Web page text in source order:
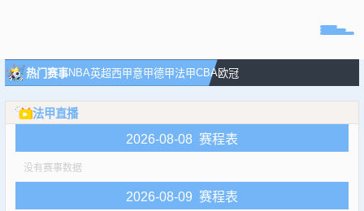
播
队
热门赛事NBA英超西甲意甲德甲法甲CBA欧冠
法甲直播
2026-08-08 赛程表
没有赛事数据
2026-08-09 赛程表